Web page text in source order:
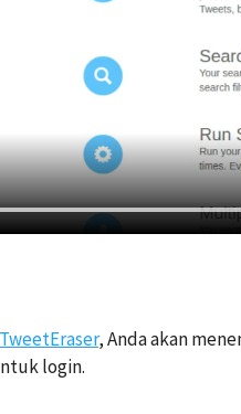
TweetEraser, Anda akan
login.